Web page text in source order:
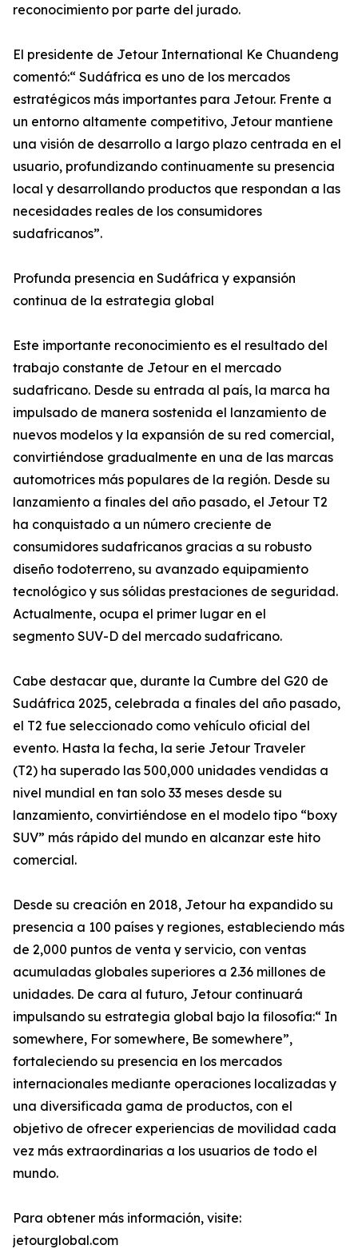
reconocimiento por parte del jurado.
El presidente de Jetour International Ke Chuandeng
comentó:“ Sudáfrica es uno de los mercados
estratégicos más importantes para Jetour. Frente a
un entorno altamente competitivo, Jetour mantiene
una visión de desarrollo a largo plazo centrada en el
usuario, profundizando continuamente su presencia
local y desarrollando productos que respondan a las
necesidades reales de los consumidores
sudafricanos”.
Profunda presencia en Sudáfrica y expansión
continua de la estrategia global
Este importante reconocimiento es el resultado del
trabajo constante de Jetour en el mercado
sudafricano. Desde su entrada al país, la marca ha
impulsado de manera sostenida el lanzamiento de
nuevos modelos y la expansión de su red comercial,
convirtiéndose gradualmente en una de las marcas
automotrices más populares de la región. Desde su
lanzamiento a finales del año pasado, el Jetour T2
ha conquistado a un número creciente de
consumidores sudafricanos gracias a su robusto
diseño todoterreno, su avanzado equipamiento
tecnológico y sus sólidas prestaciones de seguridad.
Actualmente, ocupa el primer lugar en el
segmento SUV-D del mercado sudafricano.
Cabe destacar que, durante la Cumbre del G20 de
Sudáfrica 2025, celebrada a finales del año pasado,
el T2 fue seleccionado como vehículo oficial del
evento. Hasta la fecha, la serie Jetour Traveler
(T2) ha superado las 500,000 unidades vendidas a
nivel mundial en tan solo 33 meses desde su
lanzamiento, convirtiéndose en el modelo tipo “boxy
SUV” más rápido del mundo en alcanzar este hito
comercial.
Desde su creación en 2018, Jetour ha expandido su
presencia a 100 países y regiones, estableciendo más
de 2,000 puntos de venta y servicio, con ventas
acumuladas globales superiores a 2.36 millones de
unidades. De cara al futuro, Jetour continuará
impulsando su estrategia global bajo la filosofía:“ In
somewhere, For somewhere, Be somewhere”,
fortaleciendo su presencia en los mercados
internacionales mediante operaciones localizadas y
una diversificada gama de productos, con el
objetivo de ofrecer experiencias de movilidad cada
vez más extraordinarias a los usuarios de todo el
mundo.
Para obtener más información, visite:
jetourglobal.com